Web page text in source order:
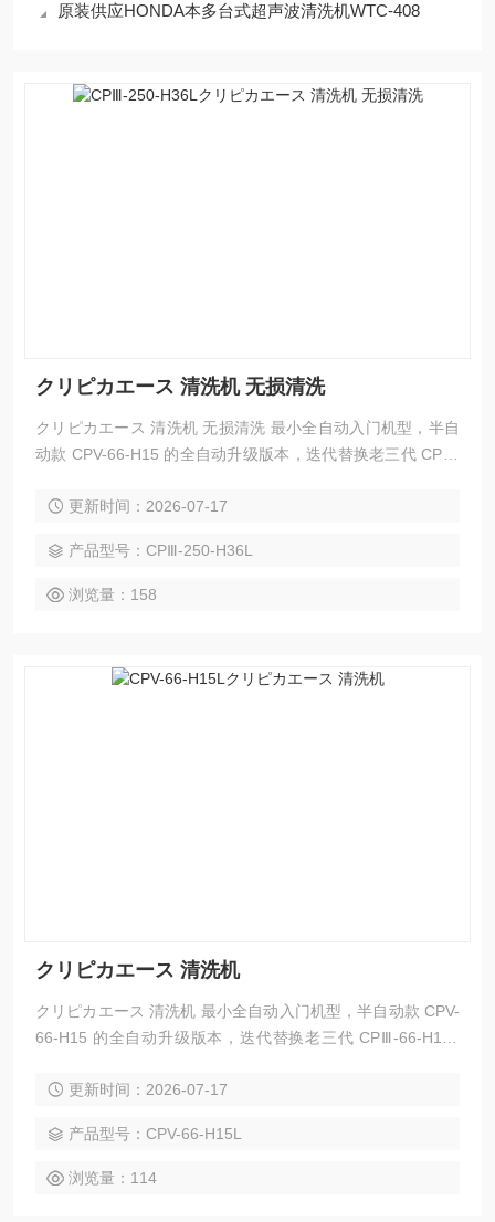
原装供应HONDA本多台式超声波清洗机WTC-408
クリピカエース 清洗机 无损清洗
クリピカエース 清洗机 无损清洗 最小全自动入门机型，半自
动款 CPV-66-H15 的全自动升级版本，迭代替换老三代 CPⅢ-
流水线，主打空间紧张的研发实验室、精密试制车间、连接器
低、品质不一、水渍返锈痛点
更新时间：2026-07-17
产品型号：CPⅢ-250-H36L
浏览量：158
クリピカエース 清洗机
クリピカエース 清洗机 最小全自动入门机型，半自动款 CPV-
66-H15 的全自动升级版本，迭代替换老三代 CPⅢ-66-H15L
主打空间紧张的研发实验室、精密试制车间、连接器小件班
质不一、水渍返锈痛点
更新时间：2026-07-17
产品型号：CPV-66-H15L
浏览量：114